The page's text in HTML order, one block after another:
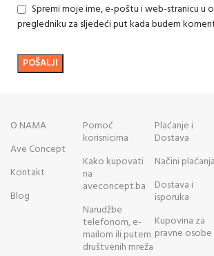
Spremi moje ime, e-poštu i web-stranicu u
pregledniku za sljedeći put kada budem
O NAMA
Ave Concept
Kontakt
Blog
Pomoć
korisnicima
Kako kupovati
na
aveconcept.ba
Narudžbe
telefonom, e-
mailom ili putem
društvenih mreža
Plaćanje i
Dostava
Načini plaćanja
Dostava i
isporuka
Kupovina za
pravne osobe